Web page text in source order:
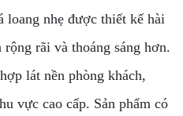
loang nhẹ được thiết kế hài
rãi và thoáng sáng hơn.
lát nền phòng khách,
vực cao cấp. Sản phẩm có